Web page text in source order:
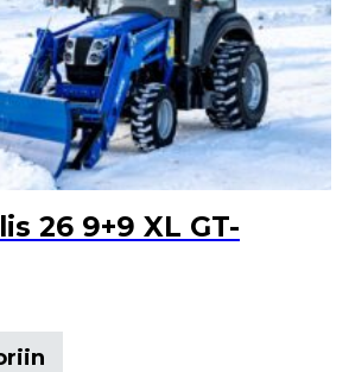
26 9+9 XL GT-